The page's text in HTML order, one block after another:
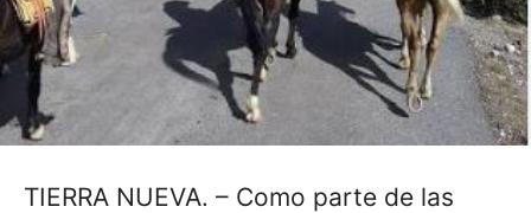
TIERRA NUEVA. – Como parte de las